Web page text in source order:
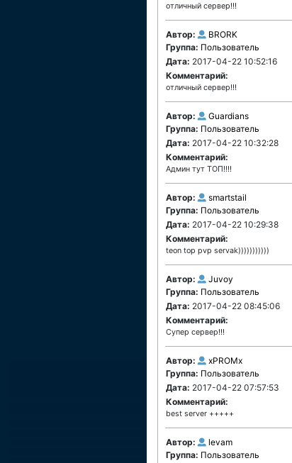
отличный сервер!!!
Автор:
BRORK
Группа: Пользователь
Дата: 2017-04-22 10:52:16
Комментарий:
отличный сервер!!!
Автор:
Guardians
Группа: Пользователь
Дата: 2017-04-22 10:32:28
Комментарий:
Админ тут ТОП!!!!
Автор:
smartstail
Группа: Пользователь
Дата: 2017-04-22 10:29:38
Комментарий:
teon top pvp servak)))))))))))
Автор:
Juvoy
Группа: Пользователь
Дата: 2017-04-22 08:45:06
Комментарий:
Супер сервер!!!
Автор:
xPROMx
Группа: Пользователь
Дата: 2017-04-22 07:57:53
Комментарий:
best server +++++
Автор:
levam
Группа: Пользователь